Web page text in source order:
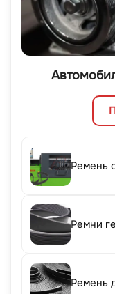
Ремень
Ремни
Ремень